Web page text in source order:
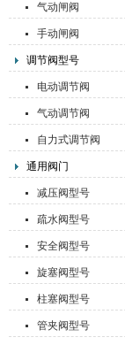
气动闸阀
手动闸阀
调节阀型号
电动调节阀
气动调节阀
自力式调节阀
通用阀门
减压阀型号
疏水阀型号
安全阀型号
旋塞阀型号
柱塞阀型号
管夹阀型号